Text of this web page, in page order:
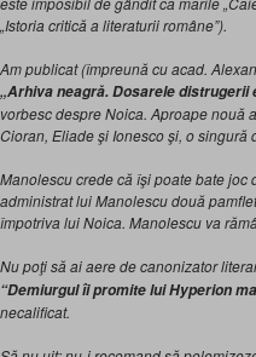
„Istoria critică a literaturii române”).
Am publicat (împreună cu acad.
„Arhiva neagră. Dosarele distrugerii
vorbesc despre Noica. Aproape nouă
Cioran, Eliade şi Ionesco şi, o singură
Manolescu crede că îşi poate bate
administrat lui Manolescu două
împotriva lui Noica. Manolescu va
Nu poţi să ai aere de canonizator
“Demiurgul îi promite lui Hyperion
necalificat.